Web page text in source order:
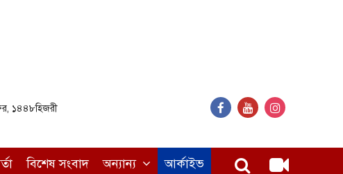
১৪৪৮হিজরী
বিশেষ সংবাদ অন্যান্য আর্কাইভ